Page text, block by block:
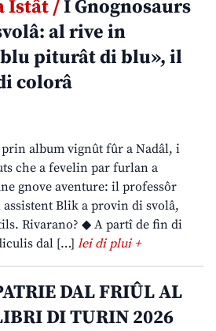
Istât /I Gnognosaurs
al rive in
piturât di blu», il
colorâ
prin album vignût fûr a Nadâl, i
che a fevelin par furlan a
gnove aventure: il professôr
Blik a provin di svolâ,
Rivarano? ◆ A partî de fin di
dal […] lei di plui +
DAL FRIÛL AL
DI TURIN 2026